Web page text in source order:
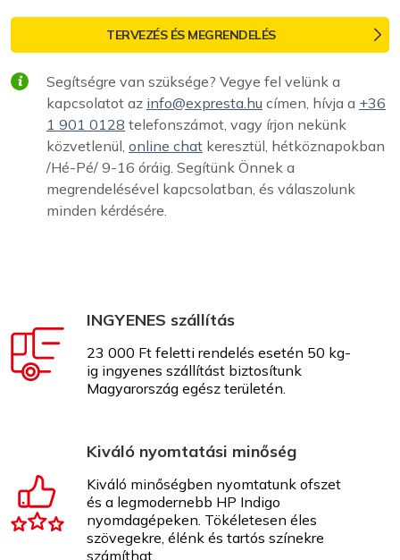
Segítségre van szüksége? Vegye fel velünk a
kapcsolatot az info@expresta.hu címen, hívja a +36
1 901 0128 telefonszámot, vagy írjon nekünk
közvetlenül, online chat keresztül, hétköznapokban
/Hé-Pé/ 9-16 óráig. Segítünk Önnek a
megrendelésével kapcsolatban, és válaszolunk
minden kérdésére.
TERVEZÉS ÉS MEGRENDELÉS
INGYENES szállítás
23 000 Ft feletti rendelés esetén 50 kg-
ig ingyenes szállítást biztosítunk
Magyarország egész területén.
Kiváló nyomtatási minőség
Kiváló minőségben nyomtatunk ofszet
és a legmodernebb HP Indigo
nyomdagépeken. Tökéletesen éles
szövegekre, élénk és tartós színekre
számíthat.